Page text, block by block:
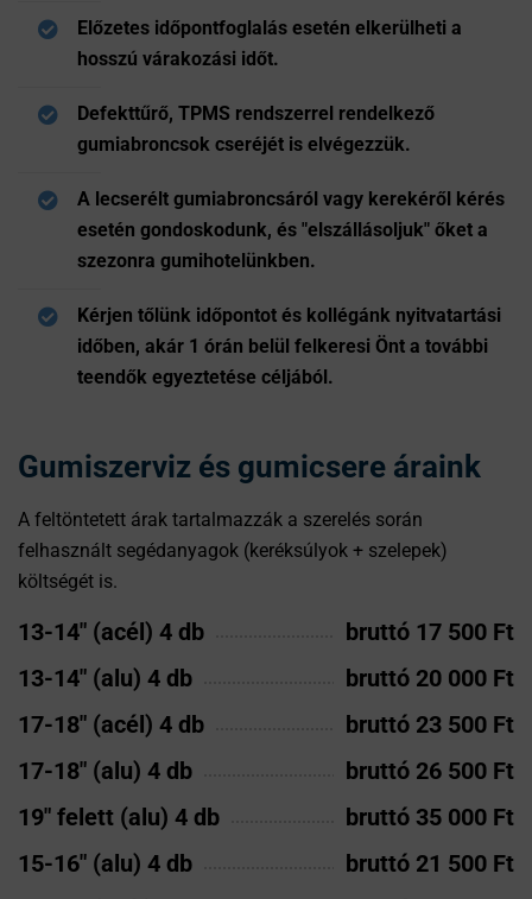
Előzetes időpontfoglalás esetén elkerülheti a
hosszú várakozási időt.
Defekttűrő, TPMS rendszerrel rendelkező
gumiabroncsok cseréjét is elvégezzük.
A lecserélt gumiabroncsáról vagy kerekéről kérés
esetén gondoskodunk, és "elszállásoljuk" őket a
szezonra gumihotelünkben.
Kérjen tőlünk időpontot és kollégánk nyitvatartási
időben, akár 1 órán belül felkeresi Önt a további
teendők egyeztetése céljából.
Gumiszerviz és gumicsere áraink
A feltöntetett árak tartalmazzák a szerelés során
felhasznált segédanyagok (keréksúlyok + szelepek)
költségét is.
13-14" (acél) 4 db
bruttó 17 500 Ft
13-14" (alu) 4 db
bruttó 20 000 Ft
17-18" (acél) 4 db
bruttó 23 500 Ft
17-18" (alu) 4 db
bruttó 26 500 Ft
19" felett (alu) 4 db
bruttó 35 000 Ft
15-16" (alu) 4 db
bruttó 21 500 Ft